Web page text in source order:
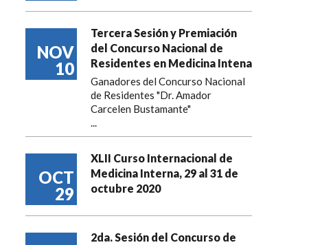
NOV
10
Tercera Sesión y Premiación
del Concurso Nacional de
Residentes en Medicina Intena
Ganadores del Concurso Nacional
de Residentes "Dr. Amador
Carcelen Bustamante"
...
OCT
29
XLII Curso Internacional de
Medicina Interna, 29 al 31 de
octubre 2020
2da. Sesión del Concurso de